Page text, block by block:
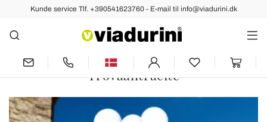
Kunde service Tlf. +390541623760 - E-mail til info@viadurini.dk
tidligere næste
212 cm høj gadelampe i akryl og antracit
aluminium Made in Italy -
Trovaantracite